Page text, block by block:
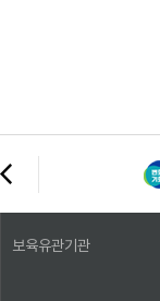
보육유관기관